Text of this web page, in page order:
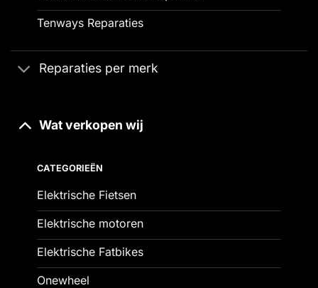
Tenways Reparaties
Reparaties per merk
Wat verkopen wij
CATEGORIEËN
Elektrische Fietsen
Elektrische motoren
Elektrische Fatbikes
Onewheel